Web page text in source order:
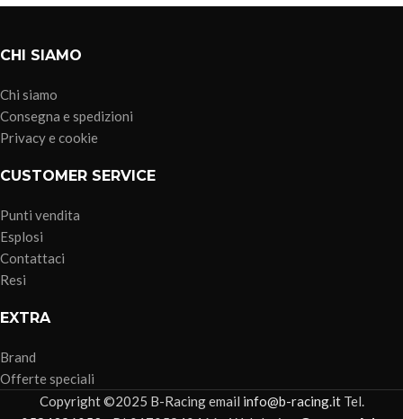
CHI SIAMO
Chi siamo
Consegna e spedizioni
Privacy e cookie
CUSTOMER SERVICE
Punti vendita
Esplosi
Contattaci
Resi
EXTRA
Brand
Offerte speciali
Copyright ©2025 B-Racing email info@b-racing.itTel.